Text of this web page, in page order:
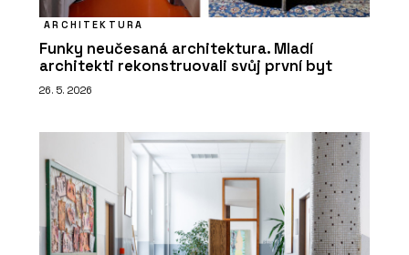
ARCHITEKTURA
Funky neučesaná architektura. Mladí
architekti rekonstruovali svůj první byt
26. 5. 2026